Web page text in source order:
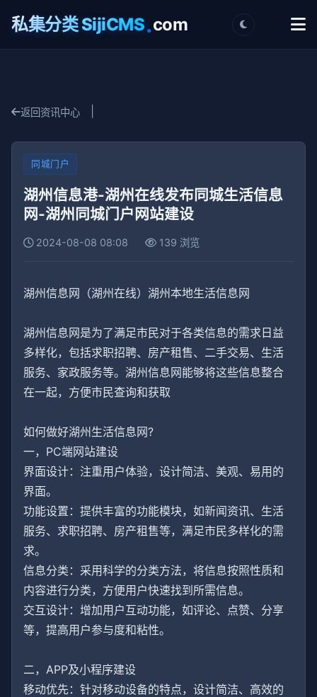
私集分类 SijiCMS.com
返回资讯中心
同城门户
湖州信息港-湖州在线发布同城生活信息
网-湖州同城门户网站建设
2024-08-08 08:08 139 浏览
湖州信息网（湖州在线）湖州本地生活信息网
湖州信息网是为了满足市民对于各类信息的需求日益
多样化，包括求职招聘、房产租售、二手交易、生活
服务、家政服务等。湖州信息网能够将这些信息整合
在一起，方便市民查询和获取
如何做好湖州生活信息网?
一，PC端网站建设
界面设计：注重用户体验，设计简洁、美观、易用的
界面。
功能设置：提供丰富的功能模块，如新闻资讯、生活
服务、求职招聘、房产租售等，满足市民多样化的需
求。
信息分类：采用科学的分类方法，将信息按照性质和
内容进行分类，方便用户快速找到所需信息。
交互设计：增加用户互动功能，如评论、点赞、分享
等，提高用户参与度和粘性。
二，APP及小程序建设
移动优先：针对移动设备的特点，设计简洁、高效的